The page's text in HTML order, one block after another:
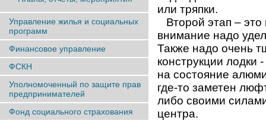
Управление жилья и социальных
программ
Финансовое управление
ФСКН
Уполномоченный по защите прав
предпринимателей
Фонд социального страхования
или тряпки.
Второй этап –
внимание надо
Также надо очень
конструкции лодки
на состояние
где-то заметен
либо своими
центра.